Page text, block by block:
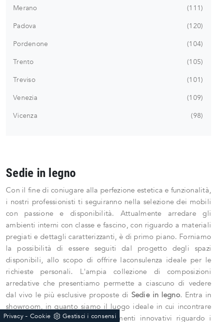
Merano
111
Padova
120
Pordenone
104
Trento
105
Treviso
101
Venezia
109
Vicenza
98
Sedie in legno
Con il fine di coniugare alla perfezione estetica e funzionalità,
i nostri professionisti ti seguiranno nella selezione dei mobili
con passione e disponibilità. Attualmente arredare gli
ambienti interni con classe e fascino, con riguardo a materiali
pregiati e dettagli caratterizzanti, è di primo piano. Forniamo
la possibilità di essere seguiti dal progetto degli spazi
disponibili, allo scopo di offrire laconsulenza ideale per le
richieste personali. L'ampia collezione di composizioni
arredative che presentiamo permette a ciascuno di vedere
dal vivo le più esclusive proposte di Sedie in legno. Entra in
showroom, in quanto siamo il luogo ideale in cui incontrare
professionisti e ricevere suggerimenti innovativi riguardo i
Privacy- Cookie Gestisci i consensi